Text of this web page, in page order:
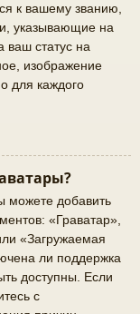
к вашему званию,
указывающие на
ваш статус на
изображение
для каждого
можете добавить
«Граватар»,
«Загружаемая
ли поддержка
доступны. Если
с